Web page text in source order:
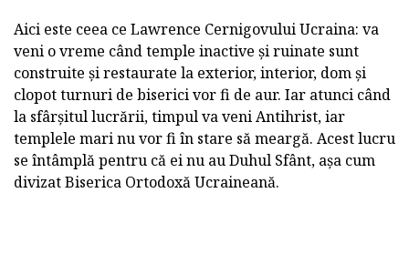
Aici este ceea ce Lawrence Cernigovului Ucraina: va
veni o vreme când temple inactive și ruinate sunt
construite și restaurate la exterior, interior, dom și
clopot turnuri de biserici vor fi de aur. Iar atunci când
la sfârșitul lucrării, timpul va veni Antihrist, iar
templele mari nu vor fi în stare să meargă. Acest lucru
se întâmplă pentru că ei nu au Duhul Sfânt, așa cum
divizat Biserica Ortodoxă Ucraineană.